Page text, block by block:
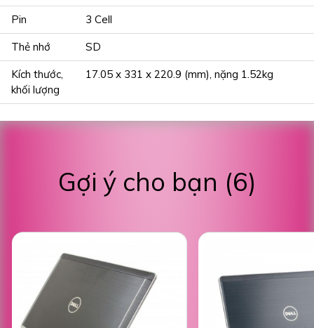
Pin 3 Cell
Thẻ nhớ SD
Kích thước,
khối lượng
17.05 x 331 x 220.9 (mm), nặng 1.52kg
Gợi ý cho bạn (6)